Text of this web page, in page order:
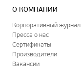
О КОМПАНИИ
Корпоративный журнал
Пресса о нас
Сертификаты
Производители
Вакансии